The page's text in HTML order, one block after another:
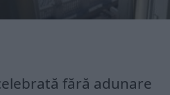
fără adunare